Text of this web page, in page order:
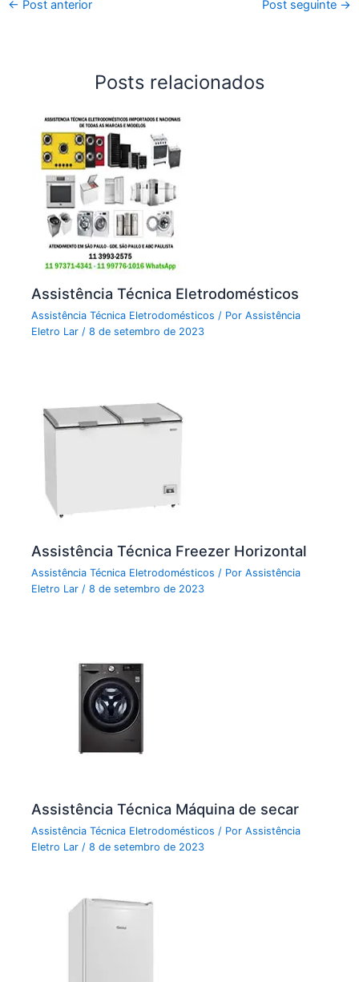
← Post anterior Post seguinte →
Posts relacionados
Assistência Técnica Eletrodomésticos
Assistência Técnica Eletrodomésticos / PorAssistência
Eletro Lar/8 de setembro de 2023
Assistência Técnica Freezer Horizontal
Assistência Técnica Eletrodomésticos / PorAssistência
Eletro Lar/8 de setembro de 2023
Assistência Técnica Máquina de secar
Assistência Técnica Eletrodomésticos / PorAssistência
Eletro Lar /8 de setembro de 2023